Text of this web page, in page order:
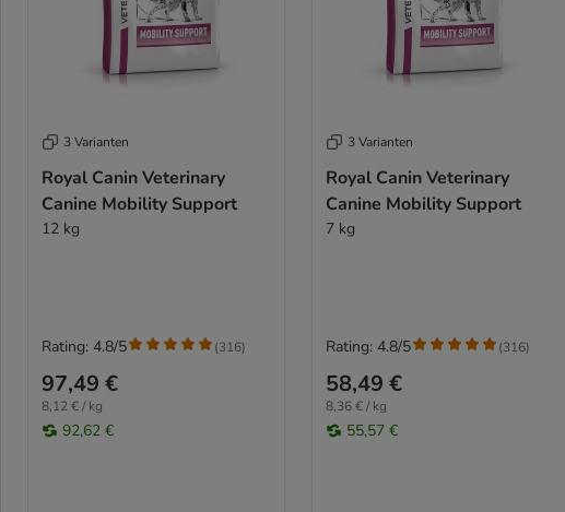
3 Varianten
Royal Canin Veterinary
Canine Mobility Support
12 kg
97,49 €
8,12 € / kg
92,62 €
Rating: 4.8/5 (316)
3 Varianten
Royal Canin Veterinary
Canine Mobility Support
7 kg
58,49 €
8,36 € / kg
55,57 €
Rating: 4.8/5 (316)